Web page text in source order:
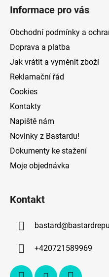
Informace pro vás
Obchodní podmínky a
Doprava a platba
Jak vrátit a vyměnit zboží
Reklamační řád
Cookies
Kontakty
Napiště nám
Novinky z Bastardu!
Dokumenty ke stažení
Moje objednávka
Kontakt
bastard@
+420721589969